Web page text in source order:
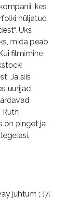
kes
hüljatud
Üks
mida peab
filmimine
Ja siis
uurijad
on pinget ja
juhtum ; [7]